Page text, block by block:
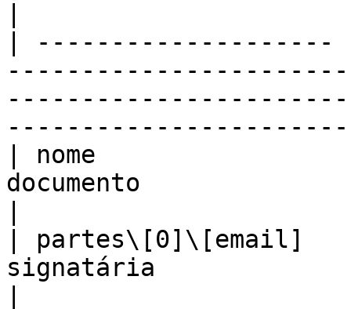
|
| nome                 |
documento
| partes\[0]\[email]
signatária